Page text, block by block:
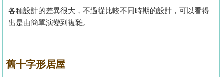
關
於
各種設計的差異很大，不過從比較不同時期的設計，可以看得
出是由簡單演變到複雜。
舊十字形居屋